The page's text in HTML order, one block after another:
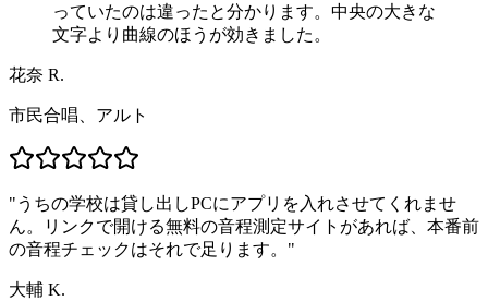
っていたのは違ったと分かります。中央の大きな
文字より曲線のほうが効きました。
花奈 R.
市民合唱、アルト
" うちの学校は貸し出しPCにアプリを入れさせてくれませ
ん。リンクで開ける無料の音程測定サイトがあれば、本番前
の音程チェックはそれで足ります。 "
大輔 K.